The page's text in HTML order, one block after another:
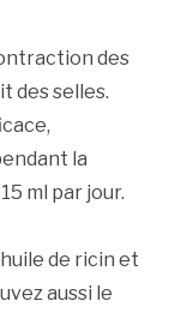
des
des selles.
la
ml par jour.
de ricin et
aussi le